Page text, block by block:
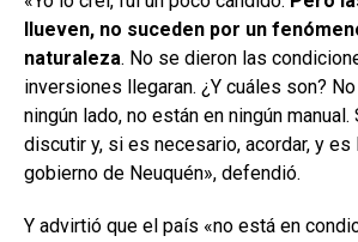
llueven, no suceden por un
naturaleza. No se dieron las
inversiones llegaran. ¿Y cuáles son?
ningún lado, no están en ningún
discutir y, si es necesario, acordar, y es
gobierno de Neuquén», defendió.
Y advirtió que el país «no está en